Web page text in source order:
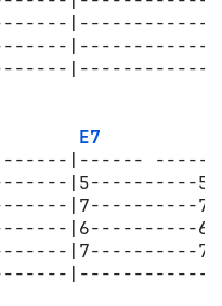
E7
|------
|5----------
|7----------
|6----------
|7----------